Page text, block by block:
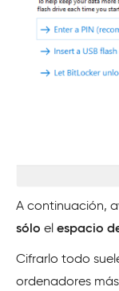
A continuación,
sólo el espacio
Cifrarlo todo
ordenadores